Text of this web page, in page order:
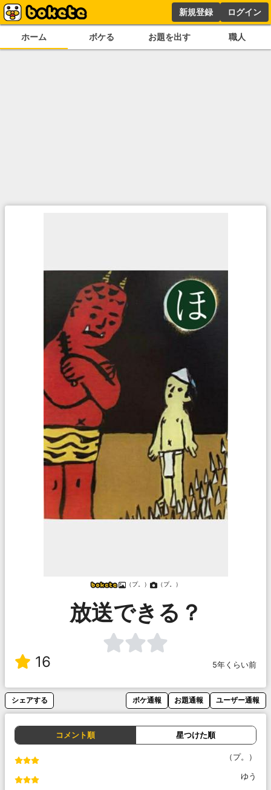
新規登録 ログイン
ホーム ボケる お題を出す 職人
（プ。） （プ。）
放送できる？
16 5年くらい前
シェアする ボケ通報 お題通報 ユーザー通報
コメント順 星つけた順
（プ。）
ゆう